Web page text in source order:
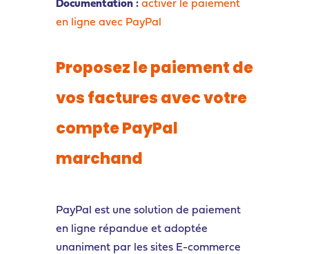
Documentation : activer le paiement
en ligne avec PayPal
Proposez le paiement de
vos factures avec votre
compte PayPal
marchand
PayPal est une solution de paiement
en ligne répandue et adoptée
unaniment par les sites E-commerce